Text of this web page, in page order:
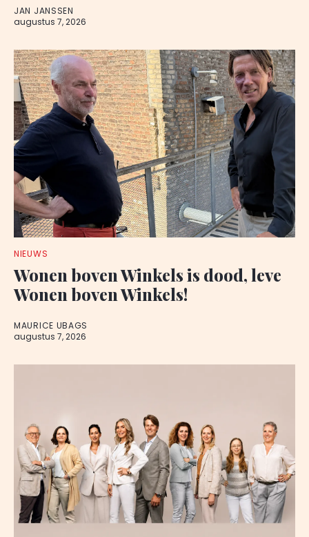
JAN JANSSEN
augustus 7, 2026
NIEUWS
Wonen boven Winkels is dood, leve
Wonen boven Winkels!
MAURICE UBAGS
augustus 7, 2026